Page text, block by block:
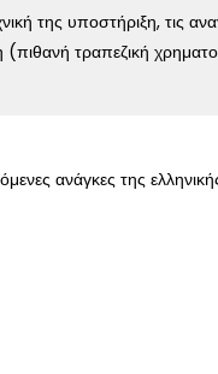
της υποστήριξη, τις
τραπεζική
ανάγκες της